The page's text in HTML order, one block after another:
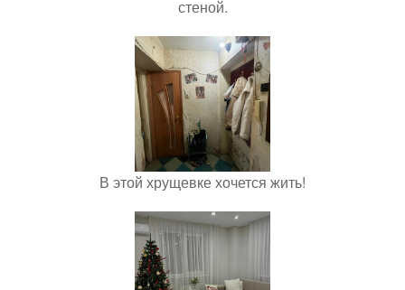
стеной.
В этой хрущевке хочется жить!